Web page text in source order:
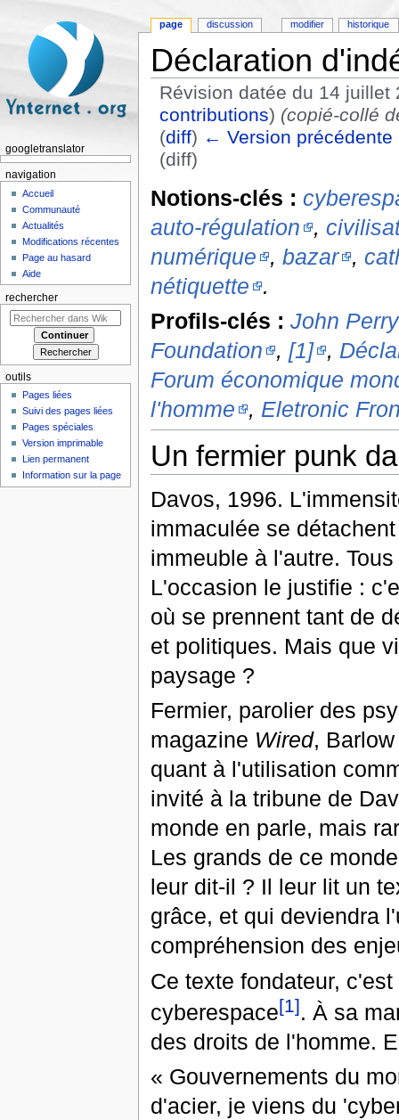
Déclaration
Révision datée du 14
contributions) (copié-collé
(diff) ← Version précédente
(diff)
Notions-clés :
auto-régulation
,
numérique
, bazar ,
nétiquette
.
Profils-clés : John
Foundation
, [1] ,
Forum économique
l'homme
, Eletronic
Un fermier punk
Davos, 1996.
immaculée se
immeuble à l'autre.
L'occasion le justifie :
où se prennent tant de
et politiques. Mais que
paysage ?
Fermier, parolier des
magazine Wired,
quant à l'utilisation
invité à la tribune de
monde en parle, mais
Les grands de ce
leur dit-il ? Il leur lit un
grâce, et qui deviendra
compréhension des
Ce texte fondateur,
cyberespace[1]. À sa
des droits de l'homme.
« Gouvernements du
d'acier, je viens du
page discussion modifier historique
googletranslator
navigation
Accueil
Communauté
Actualités
Modifications récentes
Page au hasard
Aide
rechercher
outils
Pages liées
Suivi des pages liées
Pages spéciales
Version imprimable
Lien permanent
Information sur la page